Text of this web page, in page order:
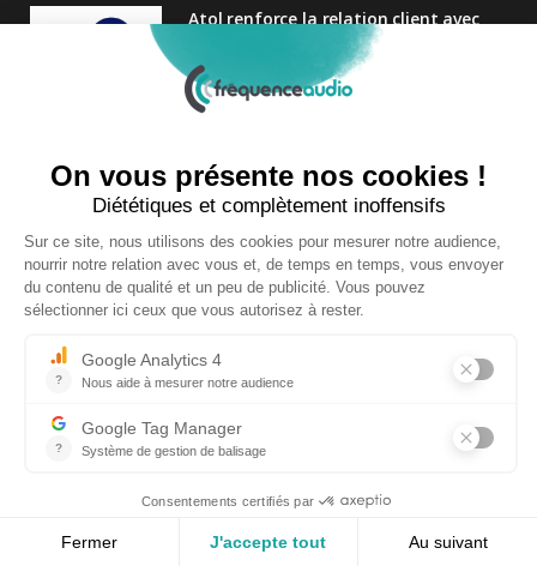
Atol renforce la relation client avec
une nouvelle campagne axée sur la
satisfaction
25 FÉVRIER 2025
Audition Conseil
27 MARS 2024
Copyright © 2026 | Tous droits réservés |
Politique de confidentialité|Plan du site Visiperf